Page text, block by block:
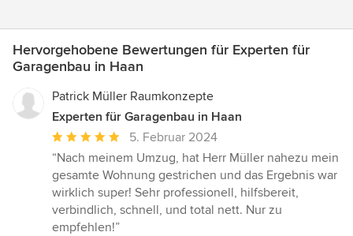
Hervorgehobene Bewertungen für Experten für
Garagenbau in Haan
Patrick Müller Raumkonzepte
Experten für Garagenbau in Haan
Durchschnittliche
Bewertung:
5
von
5
Sternen
5. Februar 2024
“Nach meinem Umzug, hat Herr Müller nahezu mein
gesamte Wohnung gestrichen und das Ergebnis war
wirklich super! Sehr professionell, hilfsbereit,
verbindlich, schnell, und total nett. Nur zu
empfehlen!”